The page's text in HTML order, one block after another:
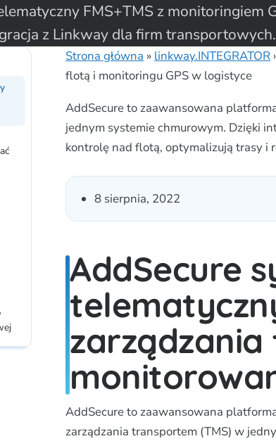
FMS+TMS z monitoringiem
z Linkway dla firm transportowych.
Strona główna » linkway.INTEGRATOR
flotą i monitoringu GPS w logistyce
AddSecure to zaawansowana
jednym systemie chmurowym. Dzięki
kontrolę nad flotą, optymalizują trasy i
8 sierpnia, 2022
AddSecure
AddSecure to zaawansowana
zarządzania transportem (TMS) w